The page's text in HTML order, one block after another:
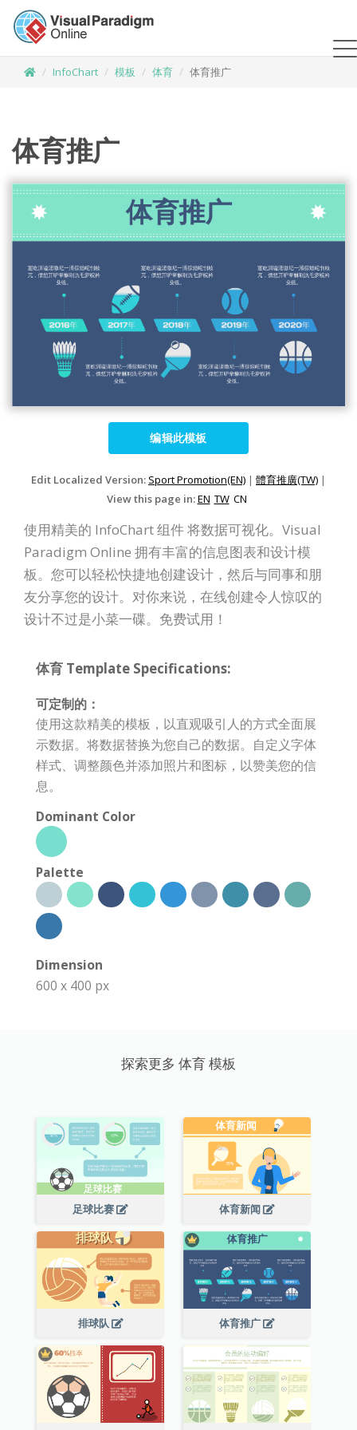
InfoChart 模板 体育 体育推广
体育推广
编辑此模板
Edit Localized Version: Sport Promotion(EN) | 體育推廣(TW) |
View this page in:EN TW CN
使用精美的 InfoChart 组件 将数据可视化。Visual
Paradigm Online 拥有丰富的信息图表和设计模
板。您可以轻松快捷地创建设计，然后与同事和朋
友分享您的设计。对你来说，在线创建令人惊叹的
设计不过是小菜一碟。免费试用！
体育 Template Specifications:
可定制的：
使用这款精美的模板，以直观吸引人的方式全面展
示数据。将数据替换为您自己的数据。自定义字体
样式、调整颜色并添加照片和图标，以赞美您的信
息。
Dominant Color
Palette
Dimension
600 x 400 px
探索更多 体育 模板
足球比赛 体育新闻
排球队 体育推广